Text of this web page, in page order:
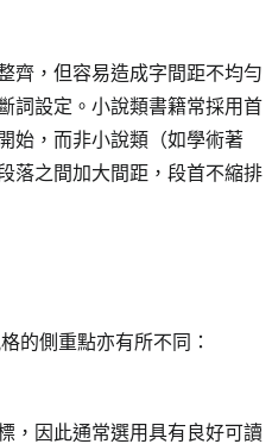
齊，但容易造成字間距不均勻
詞設定。小說類書籍常採用首
始，而非小說類（如學術著
落之間加大間距，段首不縮排
的側重點亦有所不同：
，因此通常選用具有良好可讀